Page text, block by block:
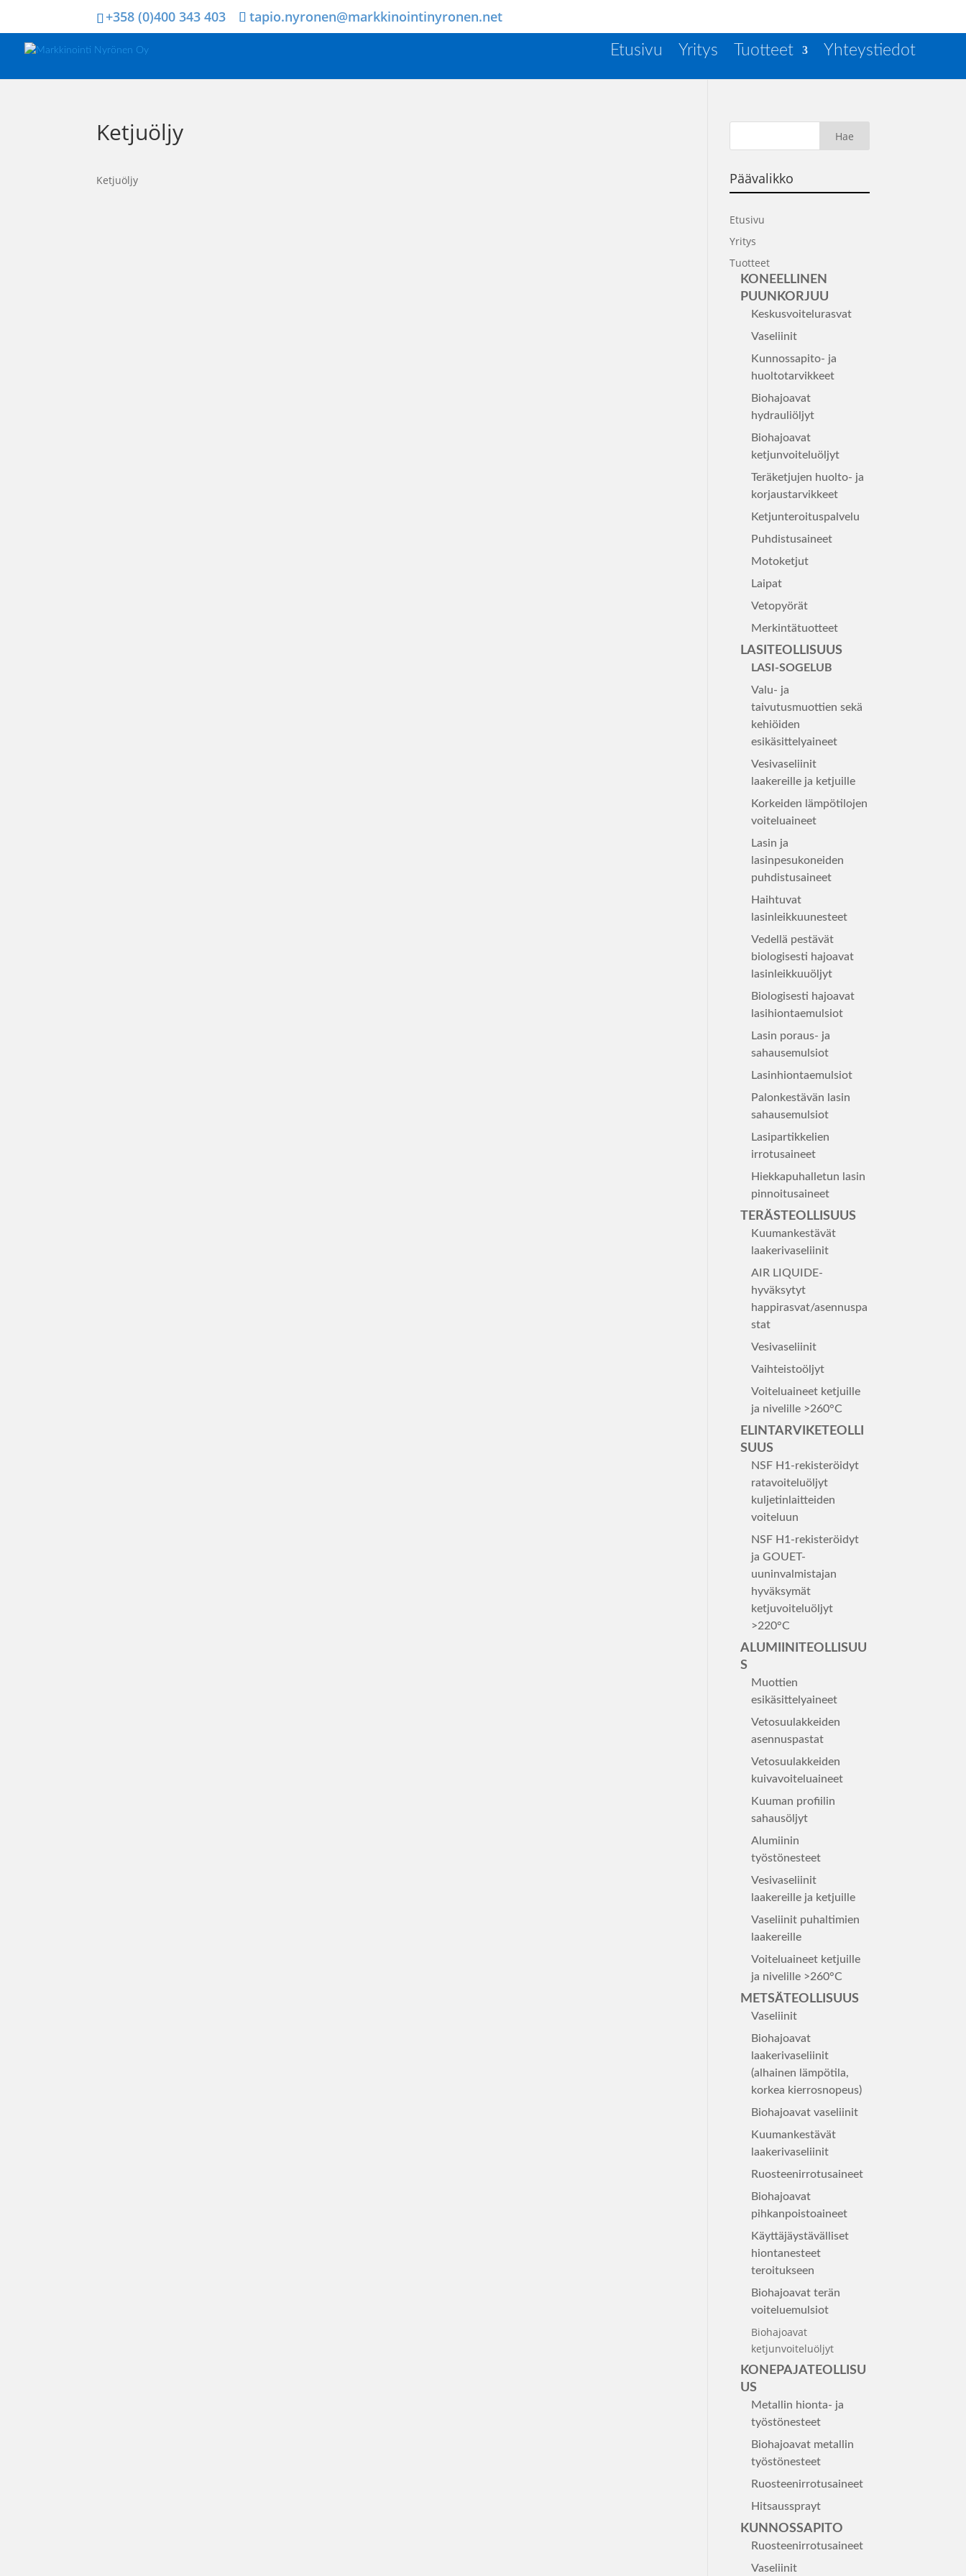
+358 (0)400 343 403 tapio.nyronen@markkinointinyronen.net
Etusivu Yritys Tuotteet Yhteystiedot
Ketjuöljy
Ketjuöljy Päävalikko
Etusivu
Yritys
Tuotteet
KONEELLINEN
PUUNKORJUU
Keskusvoitelurasvat
Vaseliinit
Kunnossapito- ja
huoltotarvikkeet
Biohajoavat
hydrauliöljyt
Biohajoavat
ketjunvoiteluöljyt
Teräketjujen huolto- ja
korjaustarvikkeet
Ketjunteroituspalvelu
Puhdistusaineet
Motoketjut
Laipat
Vetopyörät
Merkintätuotteet
LASITEOLLISUUS
LASI-SOGELUB
Valu- ja
taivutusmuottien sekä
kehiöiden
esikäsittelyaineet
Vesivaseliinit
laakereille ja ketjuille
Korkeiden lämpötilojen
voiteluaineet
Lasin ja
lasinpesukoneiden
puhdistusaineet
Haihtuvat
lasinleikkuunesteet
Vedellä pestävät
biologisesti hajoavat
lasinleikkuuöljyt
Biologisesti hajoavat
lasihiontaemulsiot
Lasin poraus- ja
sahausemulsiot
Lasinhiontaemulsiot
Palonkestävän lasin
sahausemulsiot
Lasipartikkelien
irrotusaineet
Hiekkapuhalletun lasin
pinnoitusaineet
TERÄSTEOLLISUUS
Kuumankestävät
laakerivaseliinit
AIR LIQUIDE-
hyväksytyt
happirasvat/asennuspa
stat
Vesivaseliinit
Vaihteistoöljyt
Voiteluaineet ketjuille
ja nivelille >260°C
ELINTARVIKETEOLLI
SUUS
NSF H1-rekisteröidyt
ratavoiteluöljyt
kuljetinlaitteiden
voiteluun
NSF H1-rekisteröidyt
ja GOUET-
uuninvalmistajan
hyväksymät
ketjuvoiteluöljyt
>220°C
ALUMIINITEOLLISUU
S
Muottien
esikäsittelyaineet
Vetosuulakkeiden
asennuspastat
Vetosuulakkeiden
kuivavoiteluaineet
Kuuman profiilin
sahausöljyt
Alumiinin
työstönesteet
Vesivaseliinit
laakereille ja ketjuille
Vaseliinit puhaltimien
laakereille
Voiteluaineet ketjuille
ja nivelille >260°C
METSÄTEOLLISUUS
Vaseliinit
Biohajoavat
laakerivaseliinit
(alhainen lämpötila,
korkea kierrosnopeus)
Biohajoavat vaseliinit
Kuumankestävät
laakerivaseliinit
Ruosteenirrotusaineet
Biohajoavat
pihkanpoistoaineet
Käyttäjäystävälliset
hiontanesteet
teroitukseen
Biohajoavat terän
voiteluemulsiot
Biohajoavat
ketjunvoiteluöljyt
KONEPAJATEOLLISU
US
Metallin hionta- ja
työstönesteet
Biohajoavat metallin
työstönesteet
Ruosteenirrotusaineet
Hitsaussprayt
KUNNOSSAPITO
Ruosteenirrotusaineet
Vaseliinit